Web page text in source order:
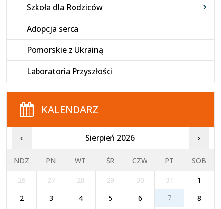
Szkoła dla Rodziców
Adopcja serca
Pomorskie z Ukrainą
Laboratoria Przyszłości
KALENDARZ
‹ Sierpień 2026 ›
NDZ PN WT ŚR CZW PT SOB
26 27 28 29 30 31
1
2
3 4 5 6 7
8